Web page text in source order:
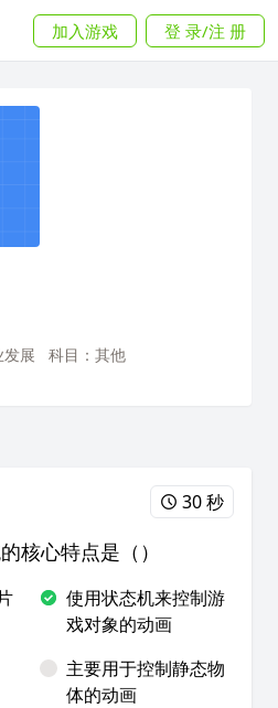
加入游戏 登 录/注 册
展
科目：其他
30 秒
核心特点是（）
使用状态机来控制游
戏对象的动画
主要用于控制静态物
体的动画